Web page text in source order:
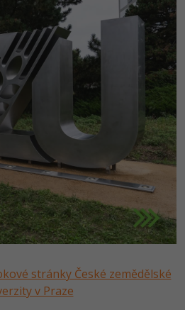
stránky České zemědělské
v Praze